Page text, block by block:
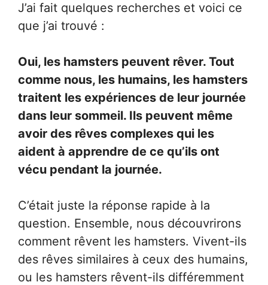
J’ai fait quelques recherches et voici ce
que j’ai trouvé :
Oui, les hamsters peuvent rêver. Tout
comme nous, les humains, les hamsters
traitent les expériences de leur journée
dans leur sommeil. Ils peuvent même
avoir des rêves complexes qui les
aident à apprendre de ce qu’ils ont
vécu pendant la journée.
C’était juste la réponse rapide à la
question. Ensemble, nous découvrirons
comment rêvent les hamsters. Vivent-ils
des rêves similaires à ceux des humains,
ou les hamsters rêvent-ils différemment